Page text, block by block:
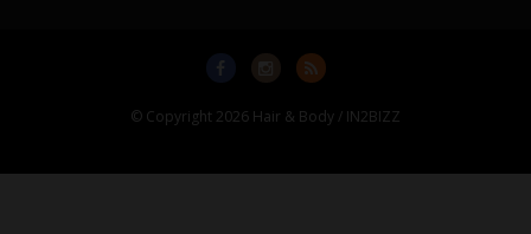
© Copyright 2026 Hair & Body / IN2BIZZ